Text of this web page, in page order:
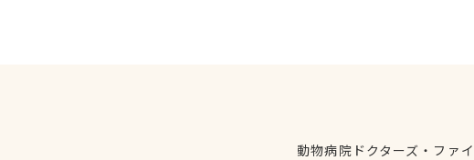
動物病院ドクターズ・ファ